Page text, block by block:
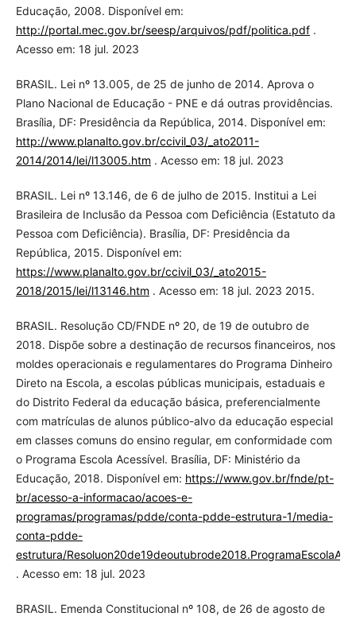
Educação, 2008. Disponível em:
http://portal.mec.gov.br/seesp/arquivos/pdf/politica.pdf.
Acesso em: 18 jul. 2023
BRASIL. Lei nº 13.005, de 25 de junho de 2014. Aprova o
Plano Nacional de Educação - PNE e dá outras providências.
Brasília, DF: Presidência da República, 2014. Disponível em:
http://www.planalto.gov.br/ccivil_03/_ato2011-
2014/2014/lei/l13005.htm . Acesso em: 18 jul. 2023
BRASIL. Lei nº 13.146, de 6 de julho de 2015. Institui a Lei
Brasileira de Inclusão da Pessoa com Deficiência (Estatuto da
Pessoa com Deficiência). Brasília, DF: Presidência da
República, 2015. Disponível em:
https://www.planalto.gov.br/ccivil_03/_ato2015-
2018/2015/lei/l13146.htm . Acesso em: 18 jul. 2023 2015.
BRASIL. Resolução CD/FNDE nº 20, de 19 de outubro de
2018. Dispõe sobre a destinação de recursos financeiros, nos
moldes operacionais e regulamentares do Programa Dinheiro
Direto na Escola, a escolas públicas municipais, estaduais e
do Distrito Federal da educação básica, preferencialmente
com matrículas de alunos público-alvo da educação especial
em classes comuns do ensino regular, em conformidade com
o Programa Escola Acessível. Brasília, DF: Ministério da
Educação, 2018. Disponível em: https://www.gov.br/fnde/pt-
br/acesso-a-informacao/acoes-e-
programas/programas/pdde/conta-pdde-estrutura-1/media-
conta-pdde-
estrutura/
. Acesso em: 18 jul. 2023
BRASIL. Emenda Constitucional nº 108, de 26 de agosto de